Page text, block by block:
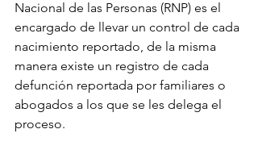
Nacional de las Personas (RNP) es el
encargado de llevar un control de cada
nacimiento reportado, de la misma
manera existe un registro de cada
defunción reportada por familiares o
abogados a los que se les delega el
proceso.